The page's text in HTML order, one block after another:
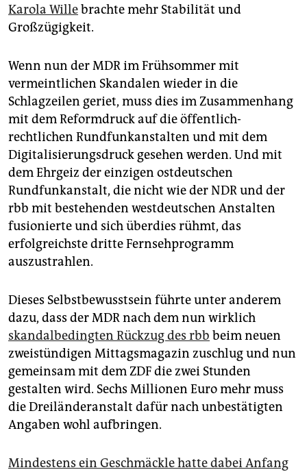
Karola Willebrachte mehr Stabilität und
Großzügigkeit.
Wenn nun der MDR im Frühsommer mit
vermeintlichen Skandalen wieder in die
Schlagzeilen geriet, muss dies im Zusammenhang
mit dem Reformdruck auf die öffentlich-
rechtlichen Rundfunkanstalten und mit dem
Digitalisierungsdruck gesehen werden. Und mit
dem Ehrgeiz der einzigen ostdeutschen
Rundfunkanstalt, die nicht wie der NDR und der
rbb mit bestehenden westdeutschen Anstalten
fusionierte und sich überdies rühmt, das
erfolgreichste dritte Fernsehprogramm
auszustrahlen.
Dieses Selbstbewusstsein führte unter anderem
dazu, dass der MDR nach dem nun wirklich
skandalbedingten Rückzug des rbb beim neuen
zweistündigen Mittagsmagazin zuschlug und nun
gemeinsam mit dem ZDF die zwei Stunden
gestalten wird. Sechs Millionen Euro mehr muss
die Dreiländeranstalt dafür nach unbestätigten
Angaben wohl aufbringen.
Mindestens ein Geschmäckle hatte dabei Anfang